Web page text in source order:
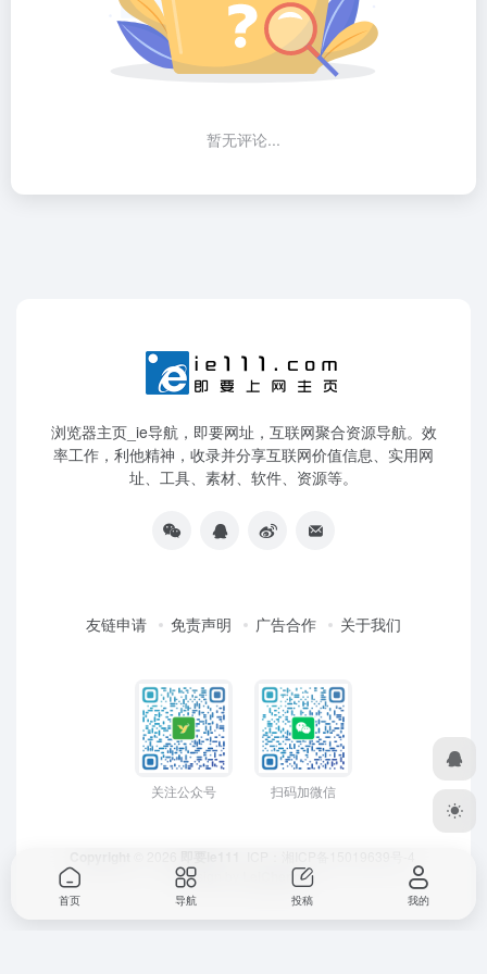
暂无评论...
浏览器主页_ie导航，即要网址，互联网聚合资源导航。效
率工作，利他精神，收录并分享互联网价值信息、实用网
址、工具、素材、软件、资源等。
友链申请 免责声明 广告合作 关于我们
关注公众号 扫码加微信
Design by
LeiCheng
首页 导航 投稿 我的